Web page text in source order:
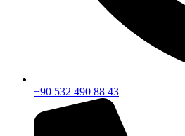
+90 532 490 88 43